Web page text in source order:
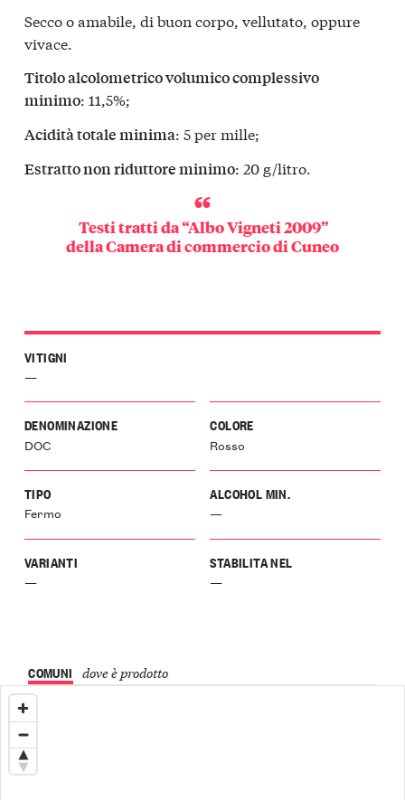
Secco o amabile, di buon corpo, vellutato, oppure
vivace.
Titolo alcolometrico volumico complessivo
minimo: 11,5%;
Acidità totale minima: 5 per mille;
Estratto non riduttore minimo: 20 g/litro.
Testi tratti da “Albo Vigneti 2009”
dellaCamera di commercio di Cuneo
VITIGNI
—
DENOMINAZIONE
DOC
COLORE
Rosso
TIPO
Fermo
ALCOHOL MIN.
—
VARIANTI
—
STABILITA NEL
—
COMUNI dove è prodotto